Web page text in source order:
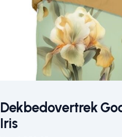
Dekbedovertrek
Iris